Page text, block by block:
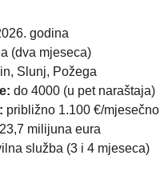
godina
(dva mjeseca)
Slunj, Požega
do 4000 (u pet naraštaja)
približno 1.100 €/mjesečno
milijuna eura
služba (3 i 4 mjeseca)